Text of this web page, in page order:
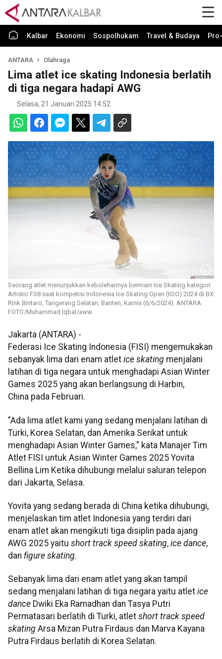
Kalbar Ekonomi Sospolhukam Travel & Budaya
ANTARA Olahraga
Lima atlet ice skating Indonesia berlatih
di tiga negara hadapi AWG
Selasa, 21 Januari 2025 14:52
Seorang atlet menunjukkan kebolehannya bermain Ice Skating kategori
Artistic FS8 saat kompetisi Indonesia Ice Skating Open (IISO) 2024 di BX
Rink Bintaro, Tangerang Selatan, Banten, Kamis (6/6/2024). ANTARA
FOTO/Muhammad Iqbal/aww.
Jakarta (ANTARA) -
Federasi Ice Skating Indonesia (FISI) mengemukakan
sebanyak lima dari enam atlet ice skating menjalani
latihan di tiga negara untuk menghadapi Asian Winter
Games 2025 yang akan berlangsung di Harbin,
China pada Februari.
"Ada lima atlet kami yang sedang menjalani latihan di
Turki, Korea Selatan, dan Amerika Serikat untuk
menghadapi Asian Winter Games," kata Manajer Tim
Atlet FISI untuk Asian Winter Games 2025 Yovita
Bellina Lim Ketika dihubungi melalui saluran telepon
dari Jakarta, Selasa.
Yovita yang sedang berada di China ketika dihubungi,
menjelaskan tim atlet Indonesia yang terdiri dari
enam atlet akan mengikuti tiga disiplin pada ajang
AWG 2025 yaitu short track speed skating, ice dance,
dan figure skating.
Sebanyak lima dari enam atlet yang akan tampil
sedang menjalani latihan di tiga negara yaitu atlet ice
dance Dwiki Eka Ramadhan dan Tasya Putri
Permatasari berlatih di Turki, atlet short track speed
skating Arsa Mizan Putra Firdaus dan Marva Kayana
Putra Firdaus berlatih di Korea Selatan.